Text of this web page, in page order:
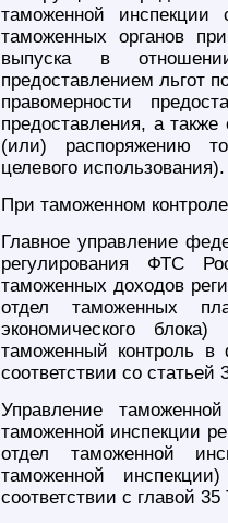
таможенной инспекции
таможенных органов
выпуска в
предоставлением льгот
правомерности
предоставления, а
(или) распоряжению
целевого использования).
При таможенном
Главное управление
регулирования ФТС
таможенных доходов
отдел таможенных
экономического
таможенный контроль в
соответствии со статьей
Управление
таможенной инспекции
отдел таможенной
таможенной
соответствии с главой